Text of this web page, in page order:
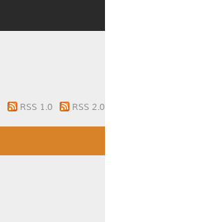
RSS 1.0 RSS 2.0